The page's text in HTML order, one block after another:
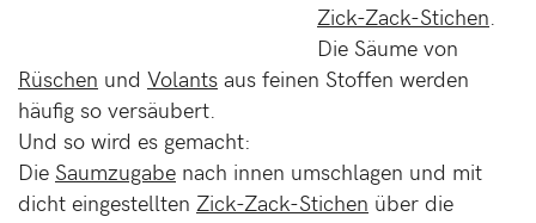
Zick-Zack-Stichen
Die Säume von
Rüschen und Volants aus feinen Stoffen werden
häufig so versäubert.
Und so wird es gemacht:
Die Saumzugabe nach innen umschlagen und mit
dicht eingestellten Zick-Zack-Stichen über die